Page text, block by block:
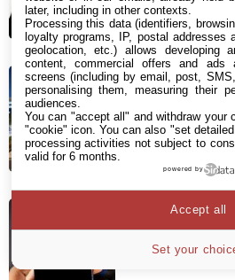
6 août 2026 07:11
CXMT : le
mémoire
croissance
700%
5 août 2026 17:04
Des ados de
réseaux
later, including in other contexts.
Processing this data (identifiers,
loyalty programs, IP, postal addresses
geolocation, etc.) allows developing
content, commercial offers and ads
screens (including by email, post,
personalising them, measuring their
audiences.
You can "accept all" and withdraw your
"cookie" icon. You can also "set
processing activities not subject to
valid for 6 months.
powered by
Set your
Accept all